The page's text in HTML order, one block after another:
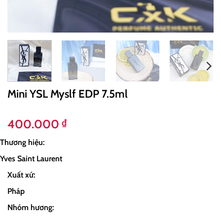
Mini YSL Myslf EDP 7.5ml
400.000 ₫
Thương hiệu:
Yves Saint Laurent
Xuất xứ:
Pháp
Nhóm hương: